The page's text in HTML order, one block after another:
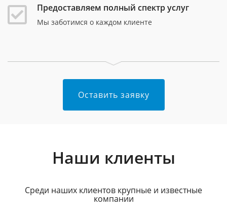
Предоставляем полный спектр услуг
Мы заботимся о каждом клиенте
Оставить заявку
Наши клиенты
Среди наших клиентов крупные и известные
компании